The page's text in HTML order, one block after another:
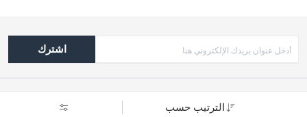
الترتيب حسب
اشترك